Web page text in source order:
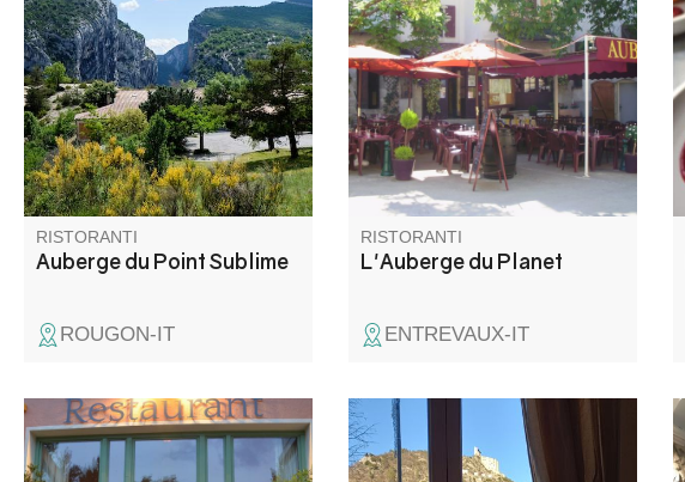
camere, un'ampia terrazza
ombreggiata e una cucina
locale fatta in casa. Il ristorante
è presente in numerose guide
come Routard, Michelin, Petit
Futé…
RISTORANTI
Auberge du Point Sublime
ROUGON-IT
borgo medievale, su una
piazza ombreggiata. Il menu è
composto da specialità locali,
come la Secca, con specialità
del giorno, menu e pizza.
RISTORANTI
L'Auberge du Planet
ENTREVAUX-IT
Un restaurant convivial où l'on
déguste une cuisine locale,
Situato in posizione ideale
all'ingresso della città